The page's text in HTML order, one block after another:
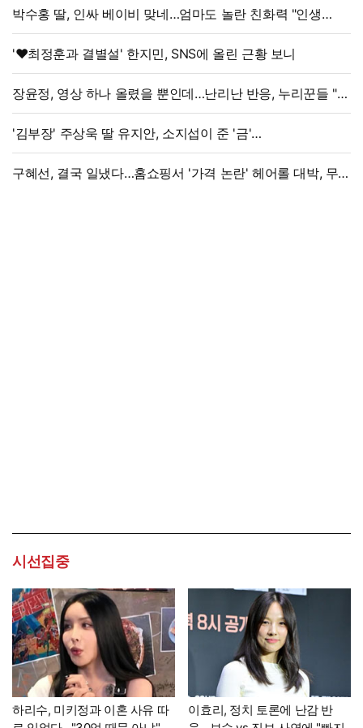
박수홍 딸, 인싸 베이비 맞네…엄마도 놀란 친화력 "인생
N회차"
'♥최정훈과 결별설' 한지민, SNS에 올린 근황 보니
장윤정, 영상 하나 올렸을 뿐인데…난리난 반응, 누리꾼들 "더
예뻐졌네요" 술렁
'김부장' 주상욱 딸 유지안, 소지섭이 준 '금'
방치했다…"비누인 줄"
구혜선, 결국 일냈다…홈쇼핑서 '가격 논란' 헤어롤 대박, 무려
시선집중
하리수, 미키정과 이혼 사유 따
이효리, 정치 토론에 난감 반